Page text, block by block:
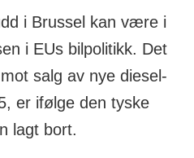
i Brussel kan være i
i EUs bilpolitikk. Det
salg av nye diesel-
er ifølge den tyske
lagt bort.